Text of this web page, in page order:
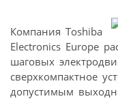
Компания Toshiba
Electronics Europe
шаговых
сверхкомпактное
допустимым